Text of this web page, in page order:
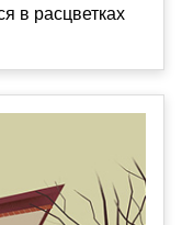
в расцветках